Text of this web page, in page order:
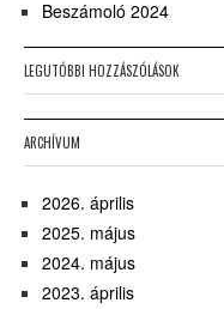
Beszámoló 2024
LEGUTÓBBI HOZZÁSZÓLÁSOK
ARCHÍVUM
2026. április
2025. május
2024. május
2023. április